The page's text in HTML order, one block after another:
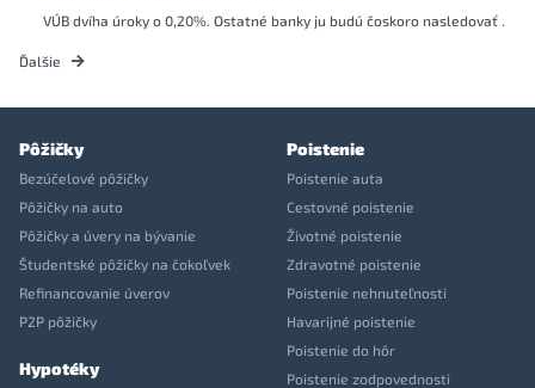
VÚB dvíha úroky o 0,20%. Ostatné banky ju budú čoskoro nasledovať .
Ďalšie
Pôžičky
Bezúčelové pôžičky
Pôžičky na auto
Pôžičky a úvery na bývanie
Študentské pôžičky na čokoľvek
Refinancovanie úverov
P2P pôžičky
Hypotéky
Poistenie
Poistenie auta
Cestovné poistenie
Životné poistenie
Zdravotné poistenie
Poistenie nehnuteľnosti
Havarijné poistenie
Poistenie do hôr
Poistenie zodpovednosti